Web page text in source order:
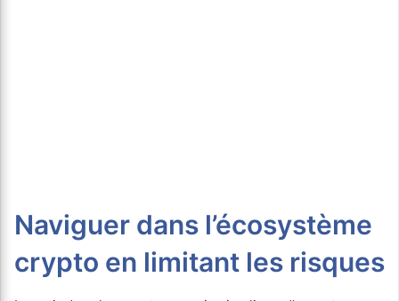
Naviguer dans l’écosystème
crypto en limitant les risques